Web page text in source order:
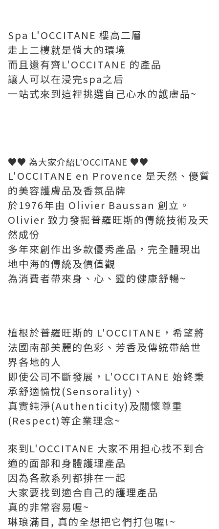
Spa L'OCCITANE 樓高二層
走上二樓就是倘大的環境
而且還有齊L'OCCITANE 的產品
讓人可以在浸完spa之后
一站式來到這裡挑選自己心水的護膚品~
♥♥ 為大家介紹L'OCCITANE ♥♥
L'OCCITANE en Provence 是天然、優質
的美容護膚品及香氛品牌
於1976年由 Olivier Baussan 創立。
Olivier 致力發掘普羅旺斯的傳統技術及天
然成份
多年來創作出多款優秀產品，完全體現出
地中海的傳統及價值觀
為消費者帶來身、心、靈的健康舒暢~
植根於普羅旺斯的 L'OCCITANE，希望將
法國南部美麗的色彩、芳香及傳統帶給世
界各地的人
即使公司不斷發展，L'OCCITANE 始終秉
承舒適愉悅(Sensorality)、
真實純淨(Authenticity)及關懷尊重
(Respect)等企業理念~
來到L'OCCITANE 大家不用担心找不到合
適的面部和身體護理產品
因為各款系列都排在一起
大家要找到適合自己的護理產品
真的非常容易喔~
琳琅滿目, 真的全想把它們打包喔!~